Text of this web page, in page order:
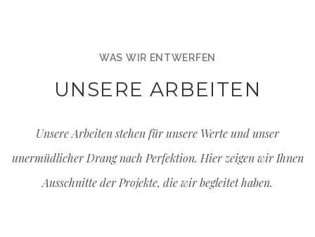
WAS WIR ENTWERFEN
UNSERE ARBEITEN
Unsere Arbeiten stehen für unsere Werte und unser
unermüdlicher Drang nach Perfektion. Hier zeigen wir Ihnen
Ausschnitte der Projekte, die wir begleitet haben.